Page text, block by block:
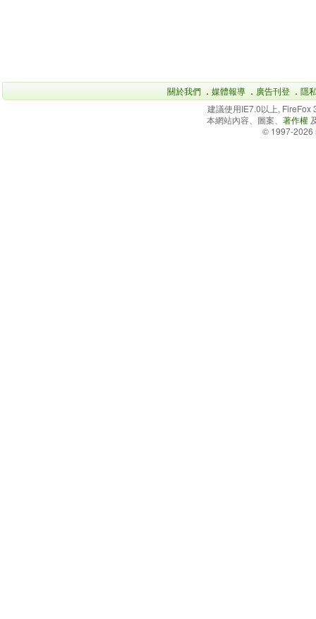
關於我們 ． 媒體報導 ． 廣告刊登 ． 隱
建議使用IE7.0以上,
本網站內容、圖案、 著作權
© 1997-2026